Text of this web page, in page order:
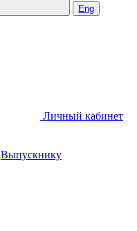
Eng
Личный кабинет
Выпускнику